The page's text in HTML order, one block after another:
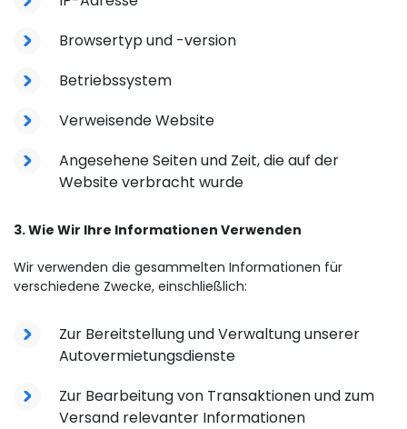
Browsertyp und -version
Betriebssystem
Verweisende Website
Angesehene Seiten und Zeit, die auf der
Website verbracht wurde
3. Wie Wir Ihre Informationen Verwenden
Wir verwenden die gesammelten Informationen für
verschiedene Zwecke, einschließlich:
Zur Bereitstellung und Verwaltung unserer
Autovermietungsdienste
Zur Bearbeitung von Transaktionen und zum
Versand relevanter Informationen